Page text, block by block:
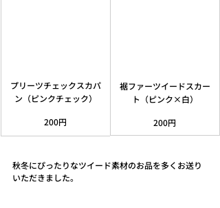
プリーツチェックスカパ
ン（ピンクチェック）
200円
裾ファーツイードスカー
ト（ピンク×白）
200円
秋冬にぴったりなツイード素材のお品を多くお送り
いただきました。